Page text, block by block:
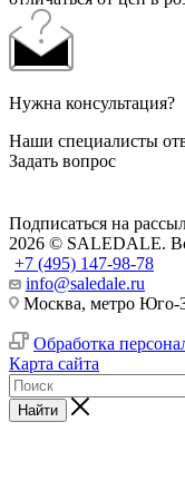
Нужна консультация?
Наши специалисты
Задать вопрос
Подписаться на
2026 © SALEDALE.
+7 (495) 147-98-78
info@saledale.ru
Москва, метро Юго-
Обработка
Карта сайта
Найти